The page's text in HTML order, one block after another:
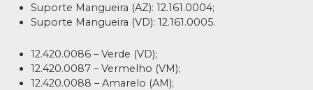
Suporte Mangueira (AZ): 12.161.0004;
Suporte Mangueira (VD): 12.161.0005.
12.420.0086 – Verde (VD);
12.420.0087 – Vermelho (VM);
12.420.0088 – Amarelo (AM);